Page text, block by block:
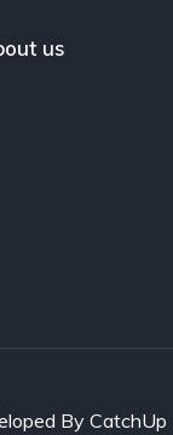
us
By CatchUp